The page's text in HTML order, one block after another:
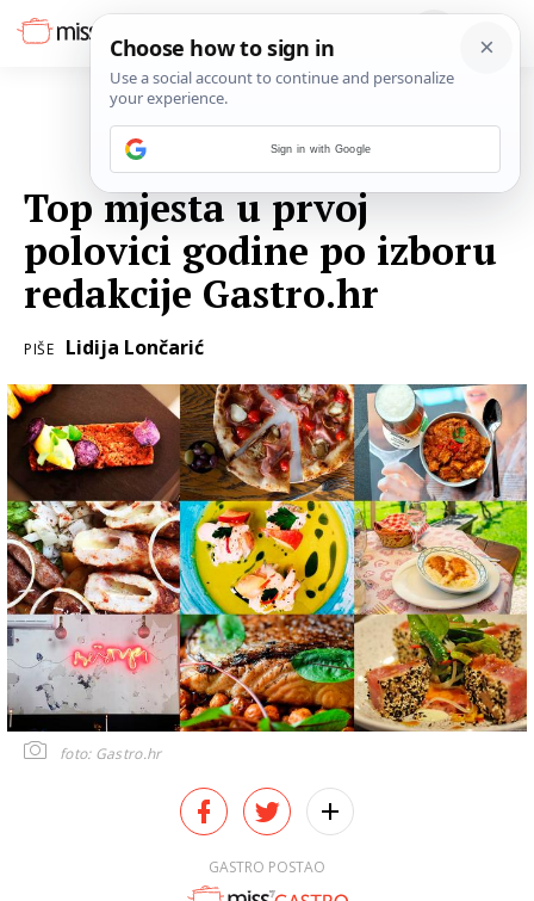
Top mjesta u prvoj
polovici godine po izboru
redakcije Gastro.hr
PIŠE Lidija Lončarić
foto: Gastro.hr
GASTRO POSTAO
Sign in with Google